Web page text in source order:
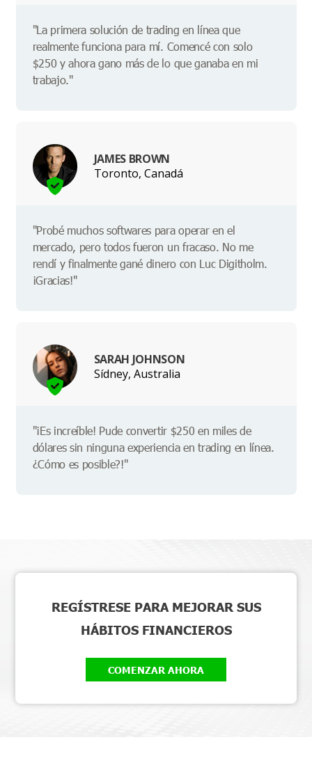
"La primera solución de trading en línea que
realmente funciona para mí. Comencé con solo
$250 y ahora gano más de lo que ganaba en mi
trabajo."
JAMES BROWN
Toronto, Canadá
"Probé muchos softwares para operar en el
mercado, pero todos fueron un fracaso. No me
rendí y finalmente gané dinero con Luc Digitholm.
¡Gracias!"
SARAH JOHNSON
Sídney, Australia
"¡Es increíble! Pude convertir $250 en miles de
dólares sin ninguna experiencia en trading en línea.
¿Cómo es posible?!"
REGÍSTRESE PARA MEJORAR SUS
HÁBITOS FINANCIEROS
COMENZAR AHORA